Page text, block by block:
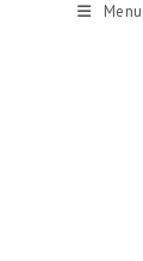
Menu